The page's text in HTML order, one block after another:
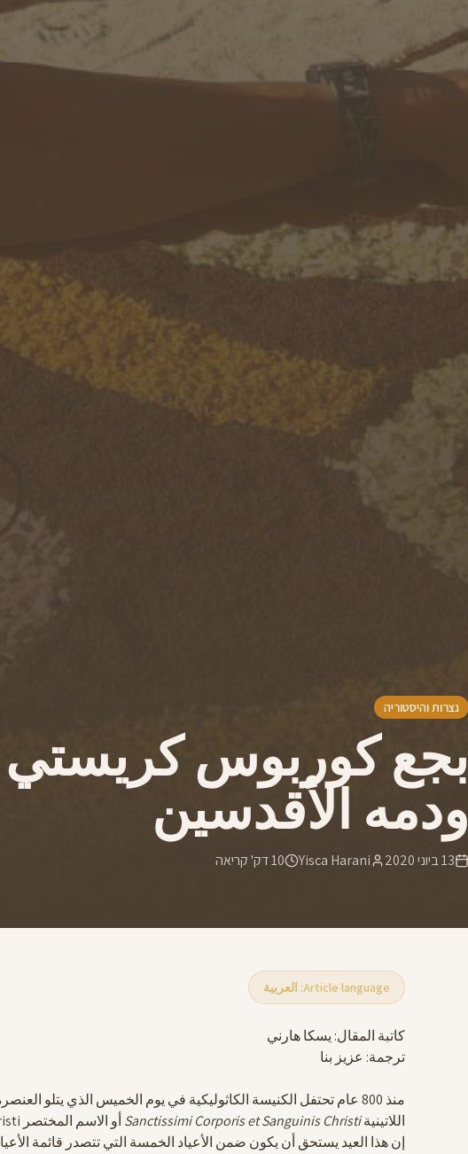
נצרות והיסטוריה
بجع كوربوس
ودمه الأقدسين
13 ביוני 2020 Yisca Harani
10דק' קריאה
Article language: العربية
كاتبة المقال: يسكا هارني
ترجمة: عزيز بنا
منذ 800 عام تحتفل الكنيسة الكاثوليكية في يوم الخميس الذي يتلو العنصرة عيد
اللاتينيةSanctissimi Corporis et Sanguinis Christi أو الاسم المختصر Corpus Christi أو Corpus Domini.
إن هذا العيد يستحق أن يكون ضمن الأعياد الخمسة التي تتصدر قائمة